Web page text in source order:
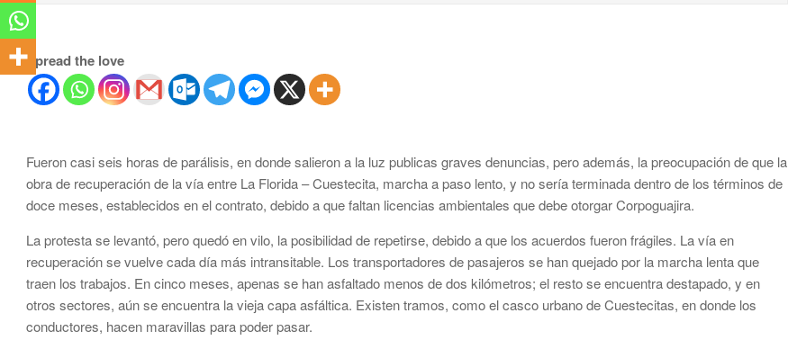
Spread the love
Fueron casi seis horas de parálisis, en donde salieron a la luz publicas graves denuncias, pero además, la preocupación de que la
obra de recuperación de la vía entre La Florida – Cuestecita, marcha a paso lento, y no sería terminada dentro de los términos de
doce meses, establecidos en el contrato, debido a que faltan licencias ambientales que debe otorgar Corpoguajira.
La protesta se levantó, pero quedó en vilo, la posibilidad de repetirse, debido a que los acuerdos fueron frágiles. La vía en
recuperación se vuelve cada día más intransitable. Los transportadores de pasajeros se han quejado por la marcha lenta que
traen los trabajos. En cinco meses, apenas se han asfaltado menos de dos kilómetros; el resto se encuentra destapado, y en
otros sectores, aún se encuentra la vieja capa asfáltica. Existen tramos, como el casco urbano de Cuestecitas, en donde los
conductores, hacen maravillas para poder pasar.